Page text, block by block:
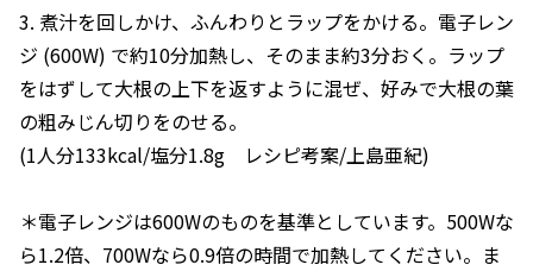
3. 煮汁を回しかけ、ふんわりとラップをかける。電子レン
ジ (600W) で約10分加熱し、そのまま約3分おく。ラップ
をはずして大根の上下を返すように混ぜ、好みで大根の葉
の粗みじん切りをのせる。
(1人分133kcal/塩分1.8g レシピ考案/上島亜紀)
＊電子レンジは600Wのものを基準としています。500Wな
ら1.2倍、700Wなら0.9倍の時間で加熱してください。ま